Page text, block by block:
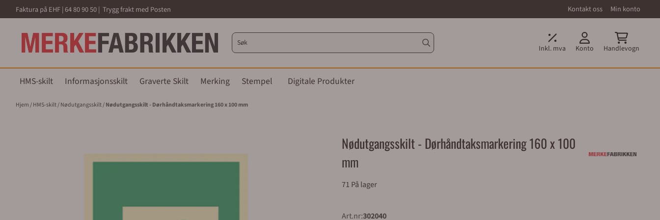
Hopp til innhold
Faktura på EHF | 64 80 90 50 | Trygg frakt med Posten Kontakt oss Min konto
Inkl. mva Konto Handlevogn
HMS-skilt Informasjonsskilt Graverte Skilt Merking Stempel Digitale Produkter
Hjem/HMS-skilt/Nødutgangsskilt/Nødutgangsskilt - Dørhåndtaksmarkering 160 x 100 mm
Nødutgangsskilt - Dørhåndtaksmarkering 160 x 100
mm
71 På lager
Art.nr:302040